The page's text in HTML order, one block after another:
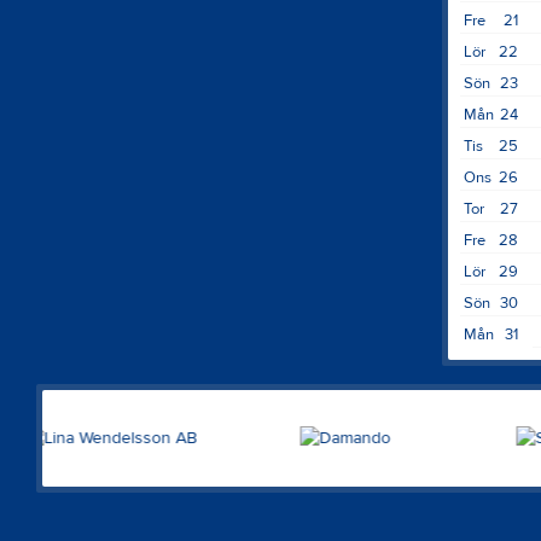
21
Fre
22
Lör
23
Sön
24
Mån
25
Tis
26
Ons
27
Tor
28
Fre
29
Lör
30
Sön
31
Mån